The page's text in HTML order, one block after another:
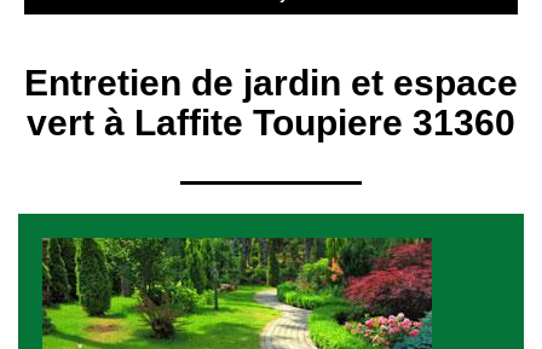
Entretien de jardin et espace
vert à Laffite Toupiere 31360